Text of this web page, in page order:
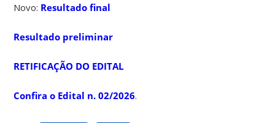
Novo: Resultado final
Resultado preliminar
RETIFICAÇÃO DO EDITAL
Confira o Edital n. 02/2026.